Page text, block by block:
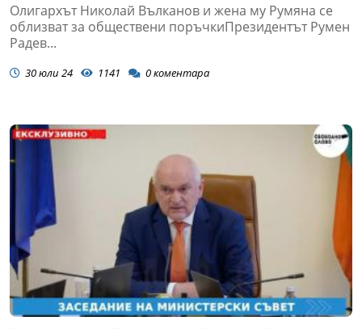
Олигархът Николай Вълканов и жена му Румяна се
облизват за обществени поръчкиПрезидентът Румен
Радев...
30 юли 24 1141 0коментара